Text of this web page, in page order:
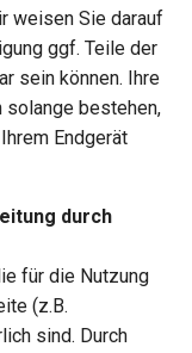
weisen Sie darauf
ggf. Teile der
sein können. Ihre
bestehen,
Endgerät
durch
für die Nutzung
(z.B.
sind. Durch